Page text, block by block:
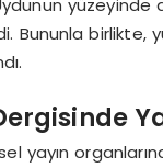
birlikte,
yayın